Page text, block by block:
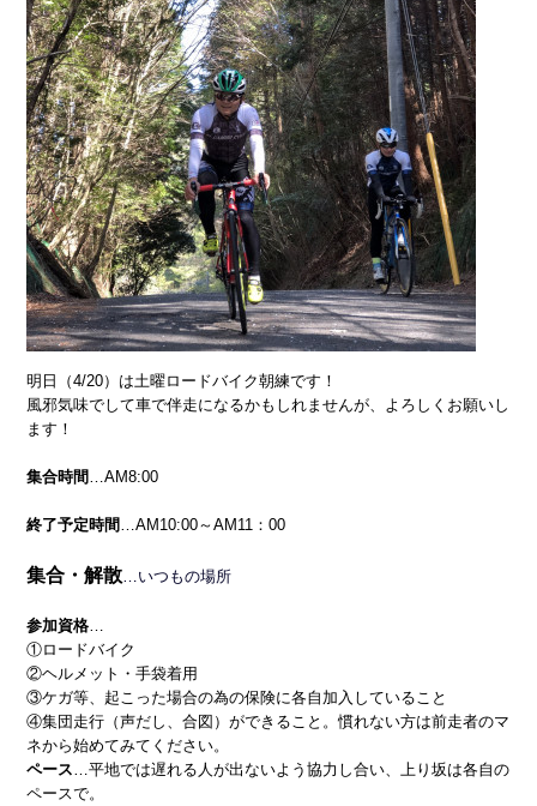
明日（4/20）は土曜ロードバイク朝練です！
風邪気味でして車で伴走になるかもしれませんが、よろしくお願いし
ます！
集合時間 …AM8:00
終了予定時間 …AM10:00～AM11：00
集合・解散…いつもの場所
参加資格…
①ロードバイク
②ヘルメット・手袋着用
③ケガ等、起こった場合の為の保険に各自加入していること
④集団走行（声だし、合図）ができること。慣れない方は前走者のマ
ネから始めてみてください。
ペース…平地では遅れる人が出ないよう協力し合い、上り坂は各自の
ペースで。